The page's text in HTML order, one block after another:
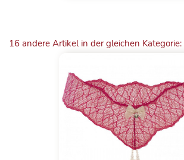
16 andere Artikel in der gleichen Kategorie: